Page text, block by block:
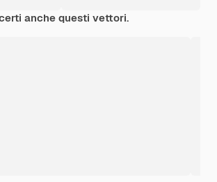
anche questi vettori.